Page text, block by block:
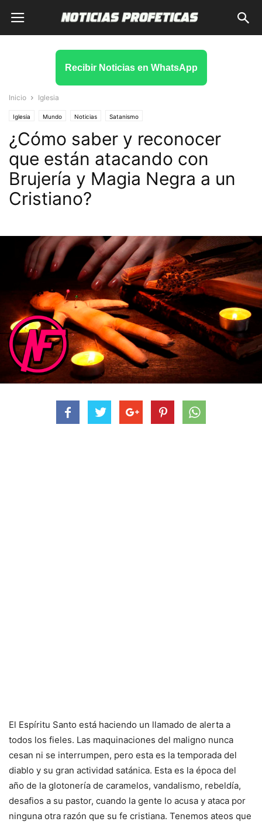
Recibir Noticias en WhatsApp
Inicio Iglesia
Iglesia Mundo Noticias Satanismo
¿Cómo saber y reconocer
que están atacando con
Brujería y Magia Negra a un
Cristiano?
El Espíritu Santo está haciendo un llamado de alerta a
todos los fieles. Las maquinaciones del maligno nunca
cesan ni se interrumpen, pero esta es la temporada del
diablo y su gran actividad satánica. Esta es la época del
año de la glotonería de caramelos, vandalismo, rebeldía,
desafios a su pastor, cuando la gente lo acusa y ataca por
ninguna otra razón que su fe cristiana. Tenemos ateos que